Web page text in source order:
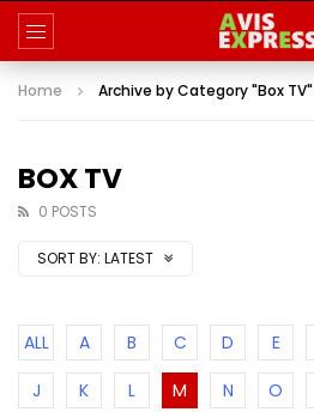
Home Archive by Category "Box TV"
BOX TV
0 POSTS
SORT BY: LATEST
ALL A B C D E
J
K L M N O